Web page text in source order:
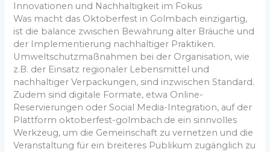
Innovationen und Nachhaltigkeit im Fokus
Was macht das Oktoberfest in Golmbach einzigartig,
ist die balance zwischen Bewahrung alter Bräuche und
der Implementierung nachhaltiger Praktiken.
Umweltschutzmaßnahmen bei der Organisation, wie
z.B. der Einsatz regionaler Lebensmittel und
nachhaltiger Verpackungen, sind inzwischen Standard.
Zudem sind digitale Formate, etwa Online-
Reservierungen oder Social Media-Integration, auf der
Plattform oktoberfest-golmbach.de ein sinnvolles
Werkzeug, um die Gemeinschaft zu vernetzen und die
Veranstaltung für ein breiteres Publikum zugänglich zu